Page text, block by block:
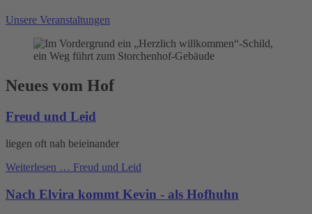
Unsere Veranstaltungen
Neues vom Hof
Freud und Leid
liegen oft nah beieinander
Weiterlesen … Freud und Leid
Nach Elvira kommt Kevin - als Hofhuhn